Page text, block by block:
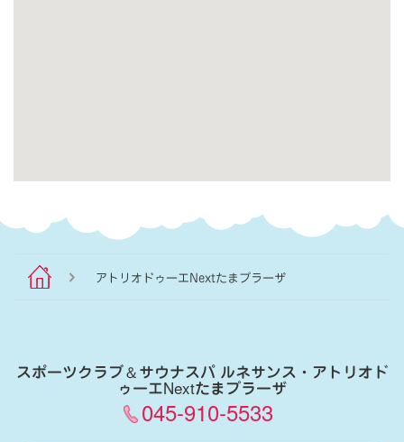
アトリオドゥーエNextたまプラーザ
スポーツクラブ＆サウナスパ ルネサンス・アトリオド
ゥーエNextたまプラーザ
045-910-5533